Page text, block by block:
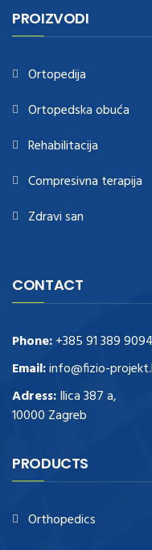
fake tag heuer.look at this
https://
PROIZVODI
Ortopedija
Ortopedska obuća
Rehabilitacija
Compresivna terapija
Zdravi san
CONTACT
Phone:+385 91 389 9094
Email:info@fizio-
Adress:Ilica 387 a,
10000 Zagreb
PRODUCTS
Orthopedics